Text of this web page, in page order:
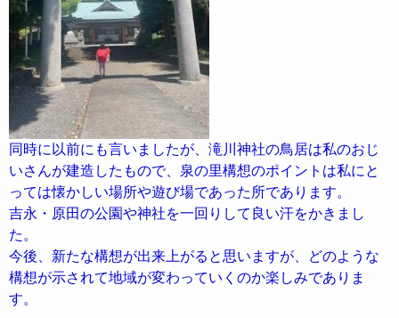
同時に以前にも言いましたが、滝川神社の鳥居は私のおじ
いさんが建造したもので、泉の里構想のポイントは私にと
っては懐かしい場所や遊び場であった所であります。
吉永・原田の公園や神社を一回りして良い汗をかきまし
た。
今後、新たな構想が出来上がると思いますが、どのような
構想が示されて地域が変わっていくのか楽しみでありま
す。